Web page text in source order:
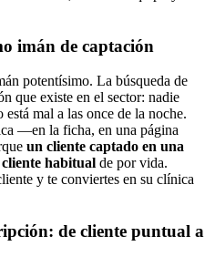
imán de captación
potentísimo. La búsqueda de
que existe en el sector: nadie
mal a las once de la noche.
—en la ficha, en una página
un cliente captado en una
cliente habitual de por vida.
y te conviertes en su clínica
de cliente puntual a